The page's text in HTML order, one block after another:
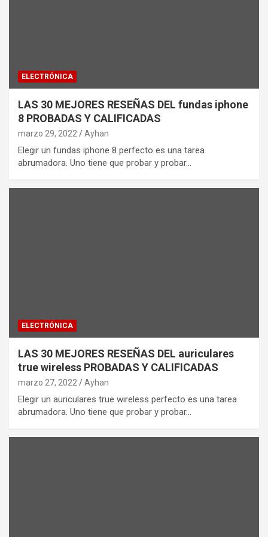
ELECTRÓNICA
LAS 30 MEJORES RESEÑAS DEL fundas iphone
8 PROBADAS Y CALIFICADAS
marzo 29, 2022 Ayhan
Elegir un fundas iphone 8 perfecto es una tarea
abrumadora. Uno tiene que probar y probar…
ELECTRÓNICA
LAS 30 MEJORES RESEÑAS DEL auriculares
true wireless PROBADAS Y CALIFICADAS
marzo 27, 2022 Ayhan
Elegir un auriculares true wireless perfecto es una tarea
abrumadora. Uno tiene que probar y probar…